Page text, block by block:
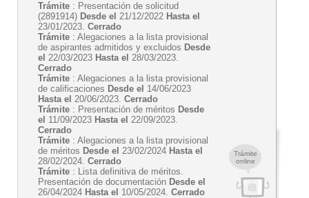
Trámite
online
Trámite : Presentación de solicitud
(2891914) Desde el 21/12/2022 Hasta el
23/01/2023. Cerrado
Trámite : Alegaciones a la lista provisional
de aspirantes admitidos y excluidos Desde
el 22/03/2023 Hasta el 28/03/2023.
Cerrado
Trámite : Alegaciones a la lista provisional
de calificaciones Desde el 14/06/2023
Hasta el 20/06/2023. Cerrado
Trámite : Presentación de méritos Desde
el 11/09/2023 Hasta el 22/09/2023.
Cerrado
Trámite : Alegaciones a la lista provisional
de méritos Desde el 23/02/2024 Hasta el
28/02/2024. Cerrado
Trámite : Lista definitiva de méritos.
Presentación de documentación Desde el
26/04/2024 Hasta el 10/05/2024. Cerrado